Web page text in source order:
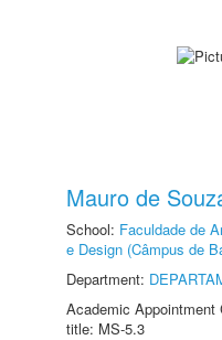
Mauro de
School: Faculdade de
e Design (Câmpus de
Department:
Academic Appointment
title: MS-5.3